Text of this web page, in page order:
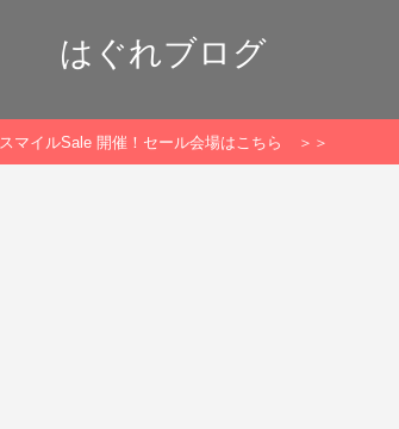
はぐれブログ
スマイルSale 開催！セール会場はこちら ＞＞